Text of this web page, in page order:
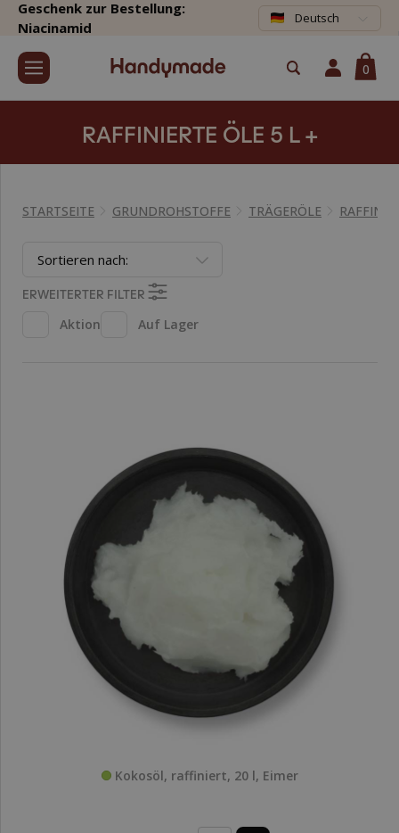
Geschenk zur Bestellung:
Niacinamid
Deutsch
0
RAFFINIERTE ÖLE 5 L +
STARTSEITE GRUNDROHSTOFFE TRÄGERÖLE
Sortieren nach:
ERWEITERTER FILTER
Aktion
Auf Lager
Kokosöl, raffiniert, 20 l, Eimer